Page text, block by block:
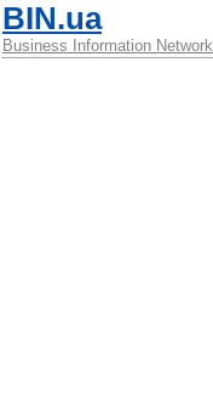
BIN.ua
Business Information Network